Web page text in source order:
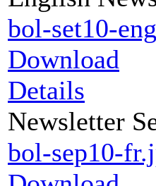
bol-set10-
Download
Details
Newsletter
bol-sep10-